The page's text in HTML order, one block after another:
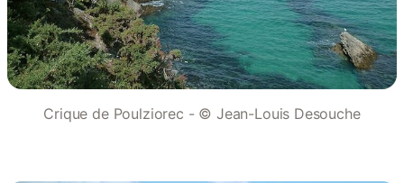
Crique de Poulziorec - © Jean-Louis Desouche